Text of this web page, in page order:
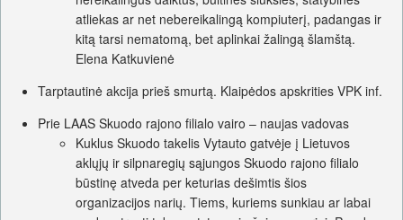
atliekas ar net nebereikalingą kompiuterį, padangas ir
kitą tarsi nematomą, bet aplinkai žalingą šlamštą.
Elena Katkuvienė
Tarptautinė akcija prieš smurtą. Klaipėdos apskrities VPK inf.
Prie LAAS Skuodo rajono filialo vairo – naujas vadovas
Kuklus Skuodo takelis Vytauto gatvėje į Lietuvos
aklųjų ir silpnaregių sąjungos Skuodo rajono filialo
būstinę atveda per keturias dešimtis šios
organizacijos narių. Tiems, kuriems sunkiau ar labai